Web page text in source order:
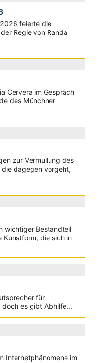
feierte die
Regie von Randa
Cervera im Gespräch
des Münchner
zur Vermüllung des
die dagegen vorgeht,
wichtiger Bestandteil
Kunstform, die sich in
für
doch es gibt Abhilfe...
Internetphänomene im